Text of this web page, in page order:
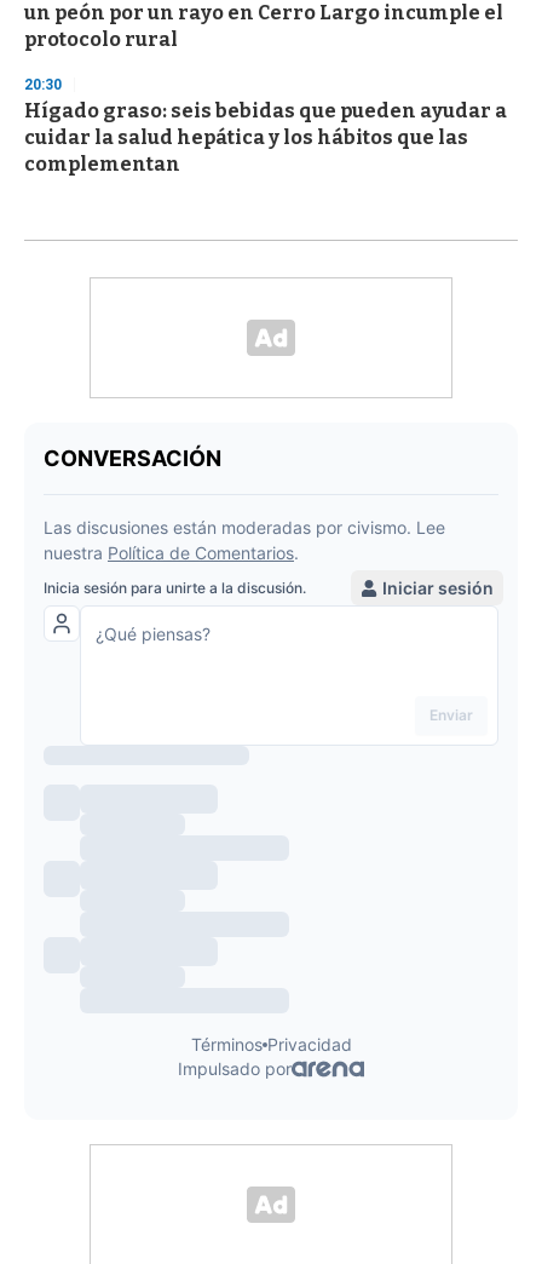
un peón por un rayo en Cerro Largo incumple el
protocolo rural
20:30
Hígado graso: seis bebidas que pueden ayudar a
cuidar la salud hepática y los hábitos que las
complementan